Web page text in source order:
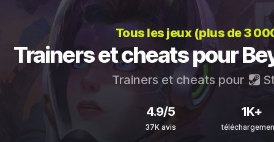
Tous les jeux (plus de 3
Trainers et cheats pour
Trainers et cheats pour
4.9/5
37K avis
1K+